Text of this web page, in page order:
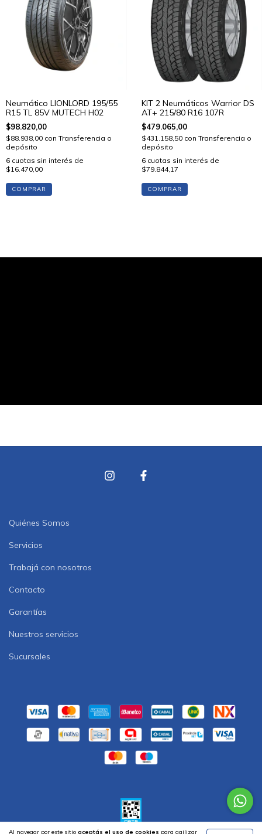
Al navegar por este sitio aceptás el uso de cookies para agilizar
Neumático LIONLORD 195/55
R15 TL 85V MUTECH H02
$98.820,00
$88.938,00 con Transferencia o
depósito
6 cuotas sin interés de
$16.470,00
COMPRAR
KIT 2 Neumáticos Warrior DS
AT+ 215/80 R16 107R
$479.065,00
$431.158,50 con Transferencia o
depósito
6 cuotas sin interés de
$79.844,17
COMPRAR
Quiénes Somos
Servicios
Trabajá con nosotros
Contacto
Garantías
Nuestros servicios
Sucursales